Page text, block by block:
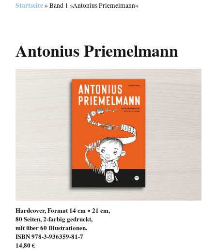
Startseite» Band 1 »Antonius Priemelmann«
Antonius Priemelmann
Hardcover, Format 14 cm × 21 cm,
80 Seiten, 2-farbig gedruckt,
mit über 60 Illustrationen.
ISBN 978-3-936359-81-7
14,80 €